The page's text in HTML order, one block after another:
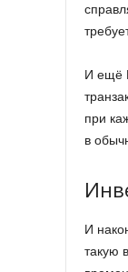
И ещё
при
в
И
такую